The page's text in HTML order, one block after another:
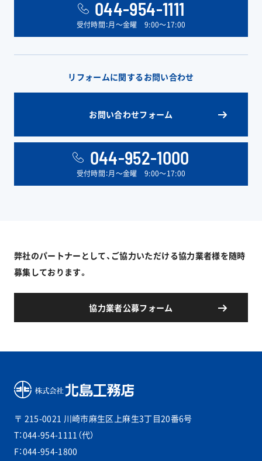
044-954-1111
受付時間：月〜金曜 9:00〜17:00
リフォームに関するお問い合わせ
お問い合わせフォーム
044-952-1000
受付時間：月〜金曜 9:00〜17:00
弊社のパートナーとして、ご協力いただける協力業者様を随時
募集しております。
協力業者公募フォーム
〒 215-0021 川崎市麻生区上麻生3丁目20番6号
T：044-954-1111（代）
F：044-954-1800